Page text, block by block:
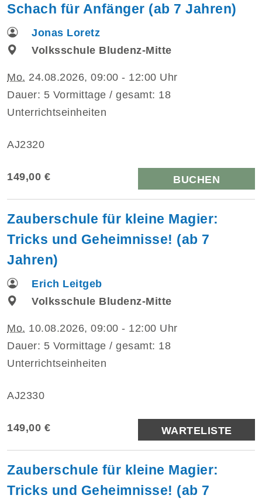
Schach für Anfänger (ab 7 Jahren)
Jonas Loretz
Volksschule Bludenz-Mitte
Mo. 24.08.2026, 09:00 - 12:00 Uhr
Dauer: 5 Vormittage / gesamt: 18
Unterrichtseinheiten
AJ2320
149,00 € BUCHEN
Zauberschule für kleine Magier:
Tricks und Geheimnisse! (ab 7
Jahren)
Erich Leitgeb
Volksschule Bludenz-Mitte
Mo. 10.08.2026, 09:00 - 12:00 Uhr
Dauer: 5 Vormittage / gesamt: 18
Unterrichtseinheiten
AJ2330
149,00 € WARTELISTE
Zauberschule für kleine Magier:
Tricks und Geheimnisse! (ab 7